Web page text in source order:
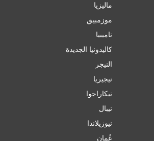
ماليزيا
موزمبيق
ناميبيا
كاليدونيا الجديدة
النيجر
نيجيريا
نيكاراجوا
نيبال
نيوزيلاندا
عُمان